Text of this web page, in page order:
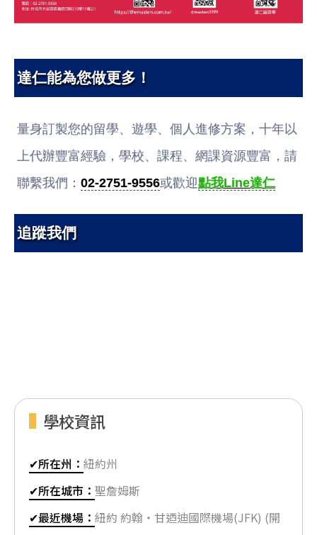
達仁能為您做更多！
量身訂製您的留學、遊學、個人進修方案，十年以
上代辦豐富經驗，學校、課程、網課資源豐富，請
聯繫我們：02-2751-9556或歡迎點我Line達仁
追蹤我們
學校資訊
✔所在州： 紐約州
✔所在城市： 聖詹姆斯
✔最近機場： 紐約 約翰‧甘迺迪國際機場(JFK) (開